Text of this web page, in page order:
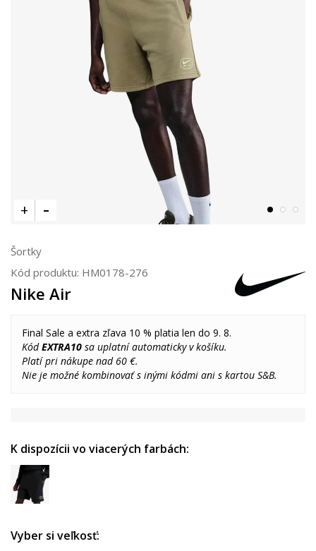
Šortky
Kód produktu: HM0178-276
Nike Air
Final Sale a extra zľava 10 % platia len do 9. 8.
KódEXTRA10 sa uplatní automaticky v košíku.
Platí pri nákupe nad 60 €.
Nie je možné kombinovať s inými kódmi ani s kartou S&B.
K dispozícii vo viacerých farbách:
Vyber si veľkosť: